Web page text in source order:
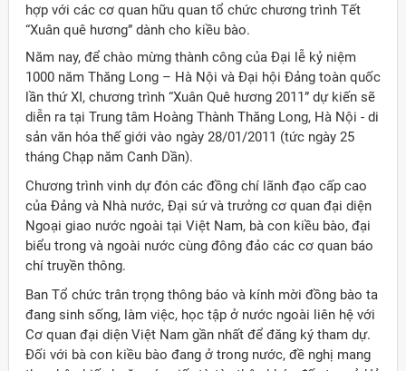
hợp với các cơ quan hữu quan tổ chức chương trình Tết
“Xuân quê hương” dành cho kiều bào.
Năm nay, để chào mừng thành công của Đại lễ kỷ niệm
1000 năm Thăng Long – Hà Nội và Đại hội Đảng toàn quốc
lần thứ XI, chương trình “Xuân Quê hương 2011” dự kiến sẽ
diễn ra tại Trung tâm Hoàng Thành Thăng Long, Hà Nội - di
sản văn hóa thế giới vào ngày 28/01/2011 (tức ngày 25
tháng Chạp năm Canh Dần).
Chương trình vinh dự đón các đồng chí lãnh đạo cấp cao
của Đảng và Nhà nước, Đại sứ và trưởng cơ quan đại diện
Ngoại giao nước ngoài tại Việt Nam, bà con kiều bào, đại
biểu trong và ngoài nước cùng đông đảo các cơ quan báo
chí truyền thông.
Ban Tổ chức trân trọng thông báo và kính mời đồng bào ta
đang sinh sống, làm việc, học tập ở nước ngoài liên hệ với
Cơ quan đại diện Việt Nam gần nhất để đăng ký tham dự.
Đối với bà con kiều bào đang ở trong nước, đề nghị mang